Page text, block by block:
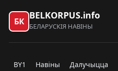
БК
BELKORPUS.info
БЕЛАРУСКІЯ НАВІНЫ
BY1 Навіны Далучыцца